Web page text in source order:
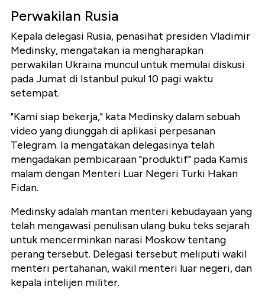
Perwakilan Rusia
Kepala delegasi Rusia, penasihat presiden Vladimir
Medinsky, mengatakan ia mengharapkan
perwakilan Ukraina muncul untuk memulai diskusi
pada Jumat di Istanbul pukul 10 pagi waktu
setempat.
"Kami siap bekerja," kata Medinsky dalam sebuah
video yang diunggah di aplikasi perpesanan
Telegram. Ia mengatakan delegasinya telah
mengadakan pembicaraan "produktif" pada Kamis
malam dengan Menteri Luar Negeri Turki Hakan
Fidan.
Medinsky adalah mantan menteri kebudayaan yang
telah mengawasi penulisan ulang buku teks sejarah
untuk mencerminkan narasi Moskow tentang
perang tersebut. Delegasi tersebut meliputi wakil
menteri pertahanan, wakil menteri luar negeri, dan
kepala intelijen militer.